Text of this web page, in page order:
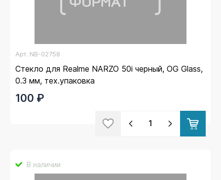
Арт. NB-02758
Стекло для Realme NARZO 50i черный, OG Glass,
0.3 мм, тех.упаковка
100 ₽
В наличии